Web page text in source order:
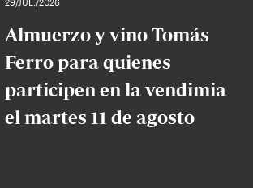
Almuerzo y vino Tomás
Ferro para quienes
participen en la vendimia
el martes 11 de agosto